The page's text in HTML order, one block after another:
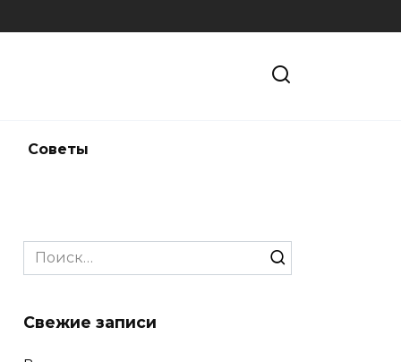
Советы
Search
for:
Свежие записи